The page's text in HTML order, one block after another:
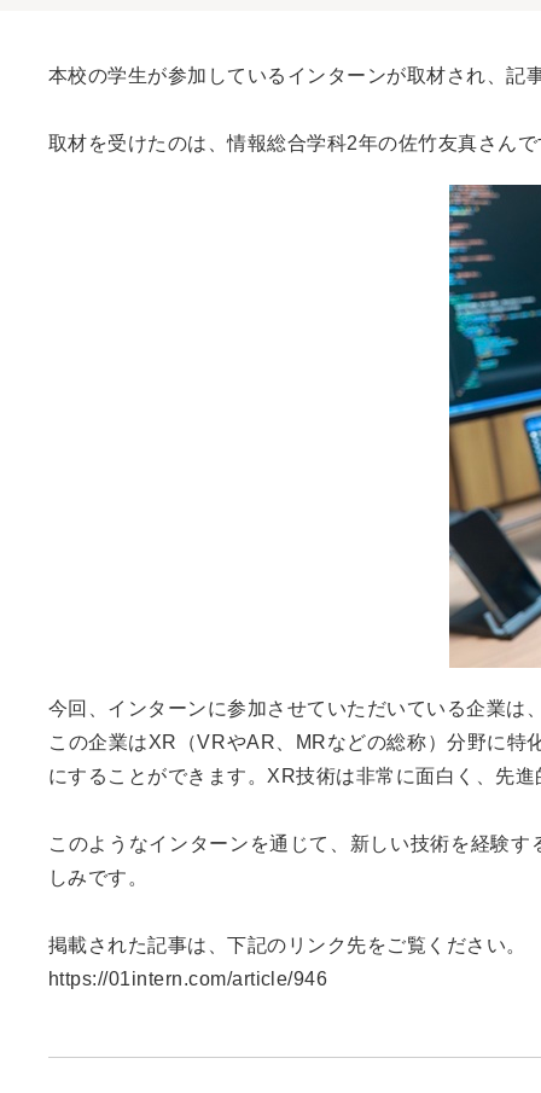
本校の学生が参加しているインターンが取材され、記
取材を受けたのは、情報総合学科2年の佐竹友真さん
今回、インターンに参加させていただいている企業は
この企業はXR（VRやAR、MRなどの総称）分野に
にすることができます。XR技術は非常に面白く、先
このようなインターンを通じて、新しい技術を経験
しみです。
掲載された記事は、下記のリンク先をご覧ください。
https://01intern.com/article/946